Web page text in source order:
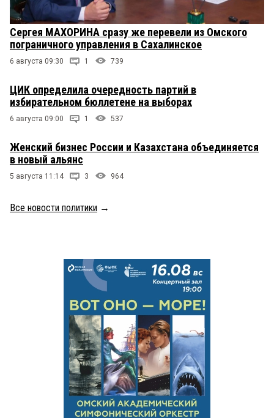
Сергея МАХОРИНА сразу же перевели из Омского
пограничного управления в Сахалинское
6 августа 09:30 1 739
ЦИК определила очередность партий в
избирательном бюллетене на выборах
6 августа 09:00 1 537
Женский бизнес России и Казахстана объединяется
в новый альянс
5 августа 11:14 3 964
Все новости политики →